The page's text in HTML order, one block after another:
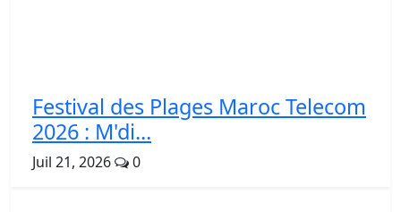
Festival des Plages Maroc Telecom
2026 : M'di...
Juil 21, 2026 0